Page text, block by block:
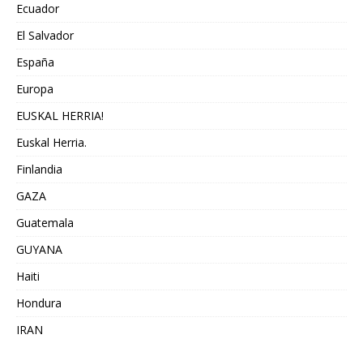
Ecuador
El Salvador
España
Europa
EUSKAL HERRIA!
Euskal Herria.
Finlandia
GAZA
Guatemala
GUYANA
Haiti
Hondura
IRAN